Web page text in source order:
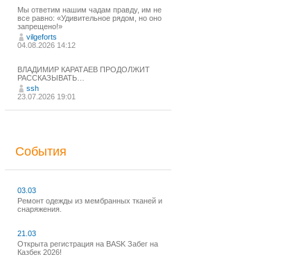
Мы ответим нашим чадам правду, им не
все равно: «Удивительное рядом, но оно
запрещено!»
vilgeforts
04.08.2026 14:12
ВЛАДИМИР КАРАТАЕВ ПРОДОЛЖИТ
РАССКАЗЫВАТЬ…
ssh
23.07.2026 19:01
События
03.03
Ремонт одежды из мембранных тканей и
снаряжения.
21.03
Открыта регистрация на BASK Забег на
Казбек 2026!